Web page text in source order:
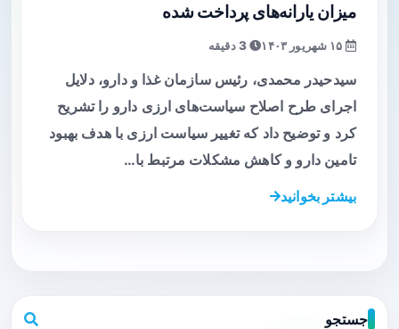
میزان یارانه‌های پرداخت شده
3 دقیقه
سیدحیدر محمدی، رئیس سازمان غذا و دارو، دلایل
اجرای طرح اصلاح سیاست‌های ارزی دارو را تشریح
کرد و توضیح داد که تغییر سیاست ارزی با هدف بهبود
تامین دارو و کاهش مشکلات مرتبط با…
بیشتر بخوانید
جستجو